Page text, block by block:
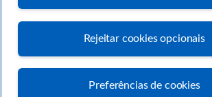
Rejeitar cookies opcionais
Preferências de cookies